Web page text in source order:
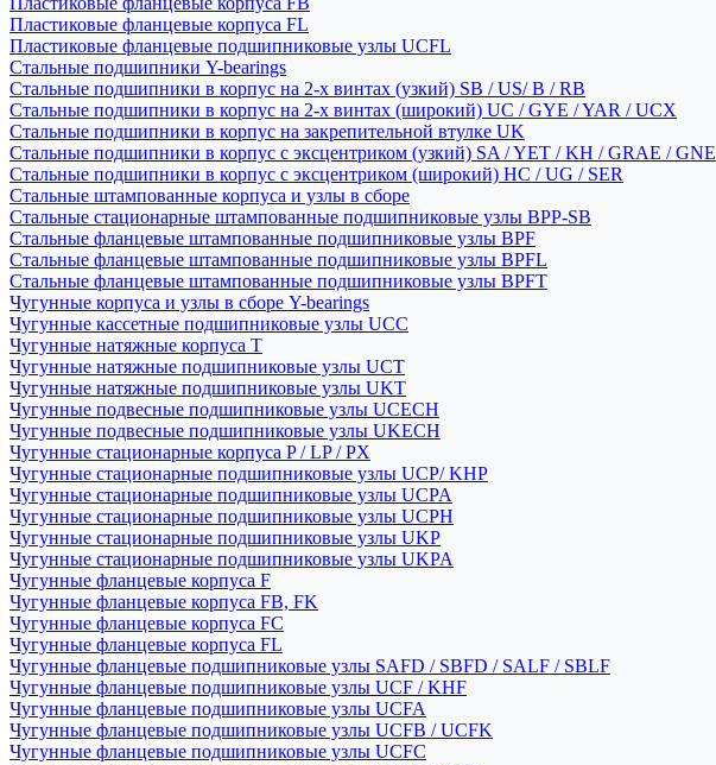
Пластиковые фланцевые корпуса FL
Пластиковые фланцевые подшипниковые узлы UCFL
Стальные подшипники Y-bearings
Стальные подшипники в корпус на 2-х винтах (узкий) SB / US/ B / RB
Стальные подшипники в корпус на 2-х винтах (широкий) UC / GYE / YAR / UCX
Стальные подшипники в корпус на закрепительной втулке UK
Стальные подшипники в корпус с эксцентриком (узкий) SA / YET / KH / GRAE / GNE
Стальные подшипники в корпус с эксцентриком (широкий) HC / UG / SER
Стальные штампованные корпуса и узлы в сборе
Стальные стационарные штампованные подшипниковые узлы BPP-SB
Стальные фланцевые штампованные подшипниковые узлы BPF
Стальные фланцевые штампованные подшипниковые узлы BPFL
Стальные фланцевые штампованные подшипниковые узлы BPFT
Чугунные корпуса и узлы в сборе Y-bearings
Чугунные кассетные подшипниковые узлы UCC
Чугунные натяжные корпуса T
Чугунные натяжные подшипниковые узлы UCT
Чугунные натяжные подшипниковые узлы UKT
Чугунные подвесные подшипниковые узлы UCECH
Чугунные подвесные подшипниковые узлы UKECH
Чугунные стационарные корпуса P / LP / PX
Чугунные стационарные подшипниковые узлы UCP/ KHP
Чугунные стационарные подшипниковые узлы UCPA
Чугунные стационарные подшипниковые узлы UCPH
Чугунные стационарные подшипниковые узлы UKP
Чугунные стационарные подшипниковые узлы UKPA
Чугунные фланцевые корпуса F
Чугунные фланцевые корпуса FB, FK
Чугунные фланцевые корпуса FC
Чугунные фланцевые корпуса FL
Чугунные фланцевые подшипниковые узлы SAFD / SBFD / SALF / SBLF
Чугунные фланцевые подшипниковые узлы UCF / KHF
Чугунные фланцевые подшипниковые узлы UCFA
Чугунные фланцевые подшипниковые узлы UCFB / UCFK
Чугунные фланцевые подшипниковые узлы UCFC